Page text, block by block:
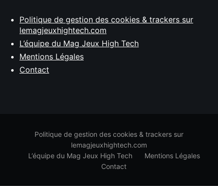
Politique de gestion des cookies & trackers sur
lemagjeuxhightech.com
L’équipe du Mag Jeux High Tech
Mentions Légales
Contact
Politique de gestion des cookies & trackers sur
lemagjeuxhightech.com
L’équipe du Mag Jeux High Tech
Mentions Légales
Contact